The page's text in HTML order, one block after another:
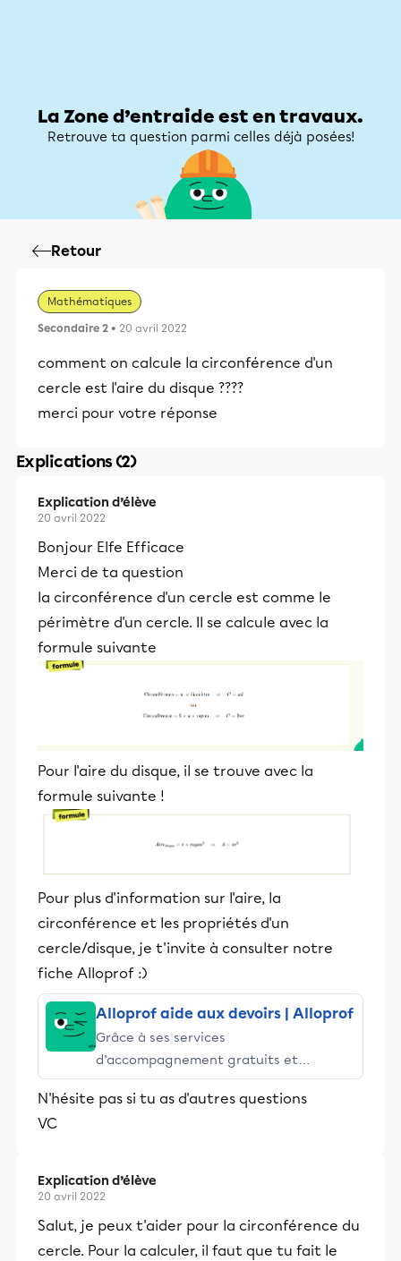
La Zone d’entraide est en travaux.
Retrouve ta question parmi celles déjà posées!
Retour
Mathématiques
Secondaire 2 • 20 avril 2022
comment on calcule la circonférence d'un
cercle est l'aire du disque ????
merci pour votre réponse
Explications (2)
Explication d’élève
20 avril 2022
Bonjour Elfe Efficace
Merci de ta question
la circonférence d'un cercle est comme le
périmètre d'un cercle. Il se calcule avec la
formule suivante
Pour l'aire du disque, il se trouve avec la
formule suivante !
Pour plus d'information sur l'aire, la
circonférence et les propriétés d'un
cercle/disque, je t'invite à consulter notre
fiche Alloprof :)
Alloprof aide aux devoirs | Alloprof
Grâce à ses services
d’accompagnement gratuits et
stimulants, Alloprof engage les élèves
et leurs parents dans la réussite
N'hésite pas si tu as d'autres questions
VC
Explication d’élève
20 avril 2022
Salut, je peux t'aider pour la circonférence du
cercle. Pour la calculer, il faut que tu fait le